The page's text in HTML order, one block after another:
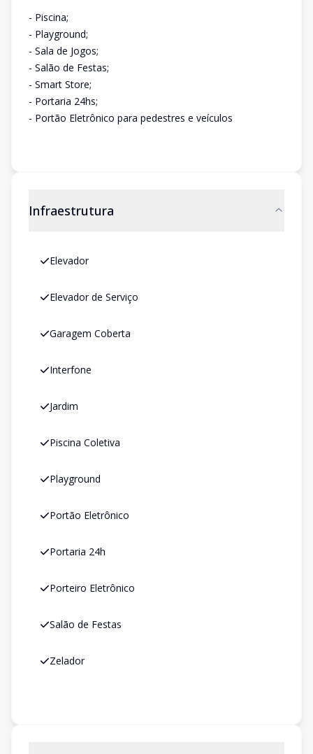
- Piscina;
- Playground;
- Sala de Jogos;
- Salão de Festas;
- Smart Store;
- Portaria 24hs;
- Portão Eletrônico para pedestres e veículos
Infraestrutura
Elevador
Elevador de Serviço
Garagem Coberta
Interfone
Jardim
Piscina Coletiva
Playground
Portão Eletrônico
Portaria 24h
Porteiro Eletrônico
Salão de Festas
Zelador